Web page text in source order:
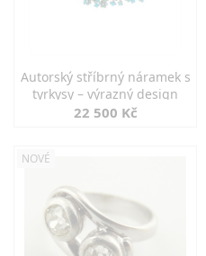
Autorský stříbrný náramek s
tyrkysy – výrazný design
22 500 Kč
NOVÉ